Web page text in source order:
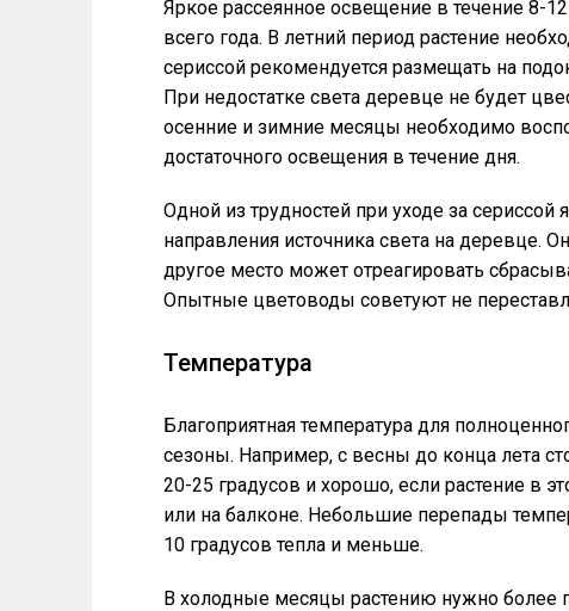
Яркое рассеянное освещение в течение 8-
всего года. В летний период растение
сериссой рекомендуется размещать на
При недостатке света деревце не будет
осенние и зимние месяцы необходимо
достаточного освещения в течение дня.
Одной из трудностей при уходе за сериссой
направления источника света на деревце.
другое место может отреагировать
Опытные цветоводы советуют не
Температура
Благоприятная температура для
сезоны. Например, с весны до конца лета
20-25 градусов и хорошо, если растение в
или на балконе. Небольшие перепады
10 градусов тепла и меньше.
В холодные месяцы растению нужно более